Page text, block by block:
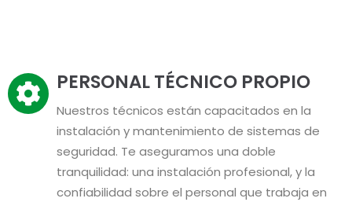
PERSONAL TÉCNICO PROPIO
Nuestros técnicos están capacitados en la
instalación y mantenimiento de sistemas de
seguridad. Te aseguramos una doble
tranquilidad: una instalación profesional, y la
confiabilidad sobre el personal que trabaja en